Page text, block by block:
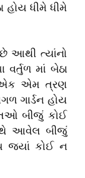
ધીમે ધીમે
છે આથી ત્યાંનો
માં બેઠા
એક એમ ત્રણ
ગાર્ડન હોય
બીજું કોઈ
આવેલ બીજું
જ્યાં કોઈ ન